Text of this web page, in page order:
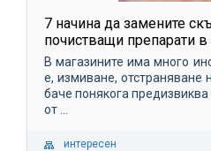
7 начина да замените
почистващи препарати в
В магазините има много
е, измиване, отстраняване
баче понякога
от ...
интересен